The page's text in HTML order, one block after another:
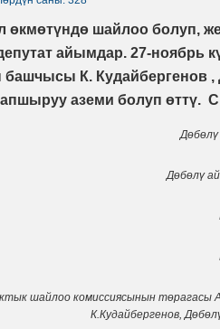
өкмөтүндө шайлоо болуп,
айымдар. 27-
башчысы К.
аземи болуп
Дөбөлү
шайлоо комиссиясынын төрагасы
К.Кудайбергенов,